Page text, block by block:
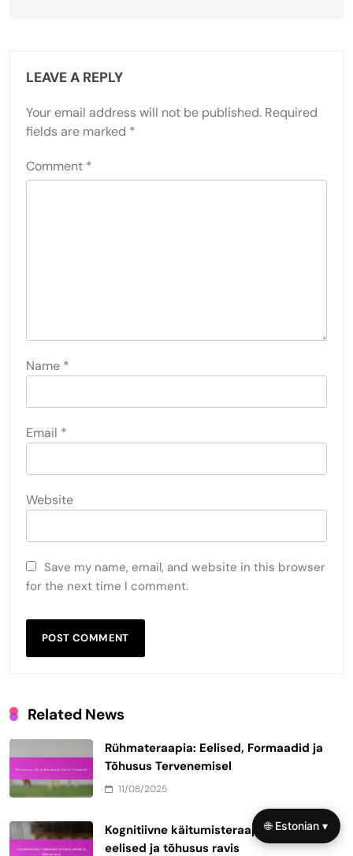
LEAVE A REPLY
Your email address will not be published. Required
fields are marked *
Comment *
Name *
Email *
Website
Save my name, email, and website in this browser
for the next time I comment.
Related News
Rühmateraapia: Eelised, Formaadid ja
Tõhusus Tervenemisel
11/08/2025
Kognitiivne käitumisteraapia: tehnikad,
eelised ja tõhusus ravis
🌐 Estonian ▾